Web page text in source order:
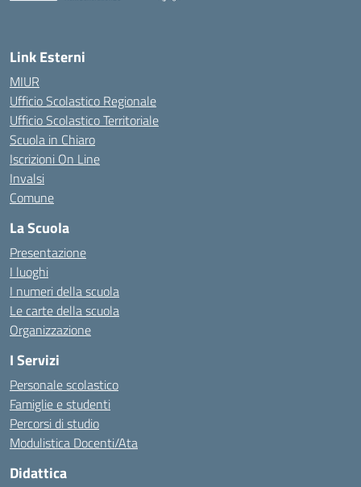
Link Esterni
MIUR
Ufficio Scolastico Regionale
Ufficio Scolastico Territoriale
Scuola in Chiaro
Iscrizioni On Line
Invalsi
Comune
La Scuola
Presentazione
I luoghi
I numeri della scuola
Le carte della scuola
Organizzazione
I Servizi
Personale scolastico
Famiglie e studenti
Percorsi di studio
Modulistica Docenti/Ata
Didattica